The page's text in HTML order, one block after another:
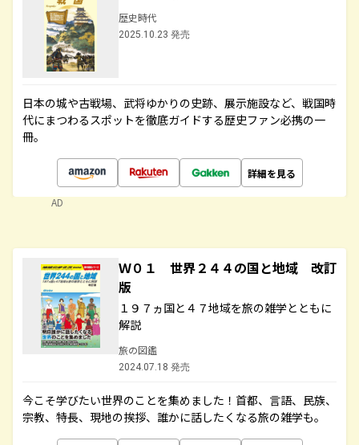
歴史時代
2025.10.23 発売
日本の城や古戦場、武将ゆかりの史跡、展示施設など、戦国時
代にまつわるスポットを徹底ガイドする歴史ファン必携の一
冊。
詳細を見る
AD
Ｗ０１ 世界２４４の国と地域 改訂
版
１９７ヵ国と４７地域を旅の雑学とともに
解説
旅の図鑑
2024.07.18 発売
今こそ学びたい世界のことを集めました！首都、言語、民族、
宗教、特長、現地の挨拶、誰かに話したくなる旅の雑学も。